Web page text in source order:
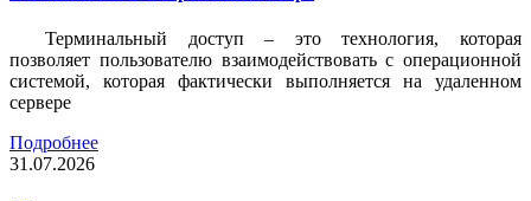
Терминальный доступ – это технология, которая
позволяет пользователю взаимодействовать с операционной
системой, которая фактически выполняется на удаленном
сервере
Подробнее
31.07.2026